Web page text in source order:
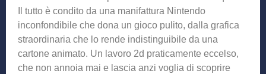
Il tutto è condito da una manifattura Nintendo
inconfondibile che dona un gioco pulito, dalla grafica
straordinaria che lo rende indistinguibile da una
cartone animato. Un lavoro 2d praticamente eccelso,
che non annoia mai e lascia anzi voglia di scoprire